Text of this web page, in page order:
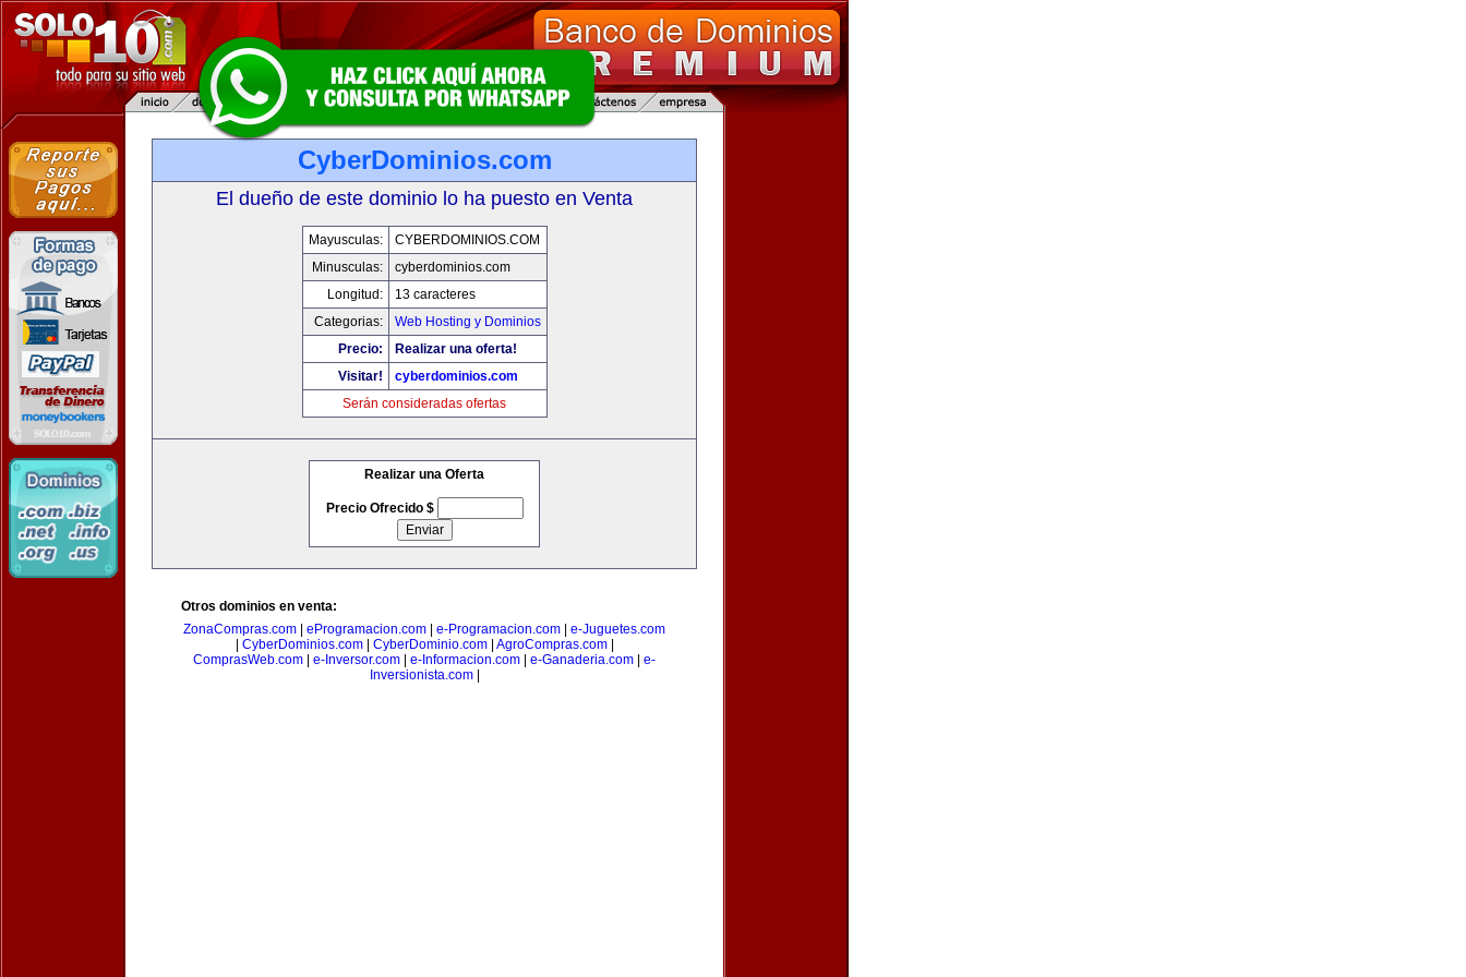
CyberDominios.com
El dueño de este dominio lo ha puesto en Venta
Mayusculas:
CYBERDOMINIOS.COM
Minusculas:
cyberdominios.com
Longitud:
13 caracteres
Categorias:
Web Hosting y Dominios
Precio:
Realizar una oferta!
Visitar!
cyberdominios.com
Serán consideradas ofertas
Realizar una Oferta
Precio Ofrecido $
Otros dominios en venta:
ZonaCompras.com
eProgramacion.com e-Programacion.com
e-Juguetes.com
CyberDominios.com| CyberDominio.com| AgroCompras.com|
ComprasWeb.com
e-Inversor.com e-Informacion.com e-Ganaderia.com
e-
Inversionista.com|